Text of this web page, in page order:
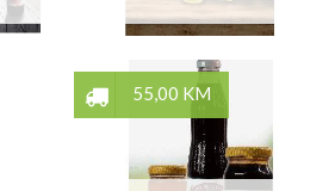
55,00 KM